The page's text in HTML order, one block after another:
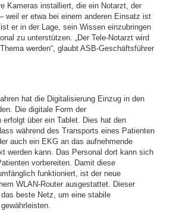
Kameras installiert, die ein Notarzt, der
weil er etwa bei einem anderen Einsatz ist
er in der Lage, sein Wissen einzubringen
zu unterstützen. „Der Tele-Notarzt wird
werden“, glaubt ASB-Geschäftsführer
hat die Digitalisierung Einzug in den
Die digitale Form der
erfolgt über ein Tablet. Dies hat den
während des Transports eines Patienten
auch ein EKG an das aufnehmende
werden kann. Das Personal dort kann sich
vorbereiten. Damit diese
funktioniert, ist der neue
WLAN-Router ausgestattet. Dieser
beste Netz, um eine stabile